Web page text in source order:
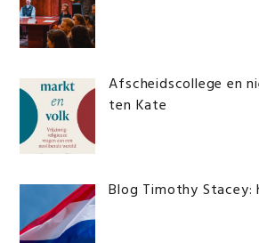
Afscheidscollege en
ten Kate
Blog Timothy Stacey: